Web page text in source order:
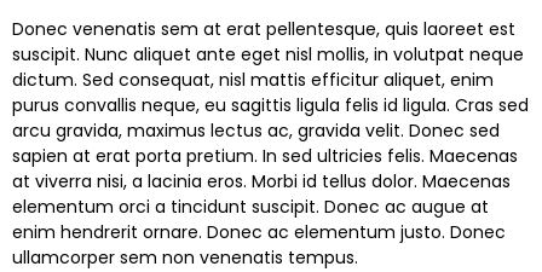
Donec venenatis sem at erat pellentesque, quis laoreet est
suscipit. Nunc aliquet ante eget nisl mollis, in volutpat neque
dictum. Sed consequat, nisl mattis efficitur aliquet, enim
purus convallis neque, eu sagittis ligula felis id ligula. Cras sed
arcu gravida, maximus lectus ac, gravida velit. Donec sed
sapien at erat porta pretium. In sed ultricies felis. Maecenas
at viverra nisi, a lacinia eros. Morbi id tellus dolor. Maecenas
elementum orci a tincidunt suscipit. Donec ac augue at
enim hendrerit ornare. Donec ac elementum justo. Donec
ullamcorper sem non venenatis tempus.